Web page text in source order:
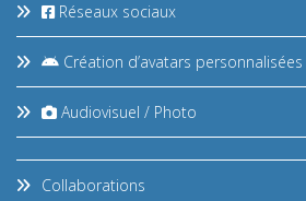
Réseaux sociaux
Création d’avatars personnalisées
Audiovisuel / Photo
Collaborations